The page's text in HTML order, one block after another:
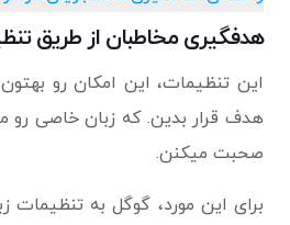
هدفگیری مخاطبان از طریق
این تنظیمات، این امکان رو
هدف قرار بدین. که زبان خاصی رو
صحبت میکنن.
برای این مورد، گوگل به تنظیمات